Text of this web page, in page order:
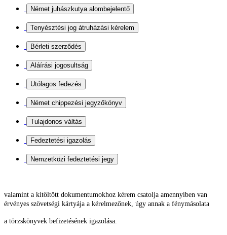
valamint a kitöltött dokumentumokhoz kérem csatolja amennyiben van
érvényes szövetségi kártyája a kérelmezőnek, úgy annak a fénymásolata
a törzskönyvek befizetésének igazolása.